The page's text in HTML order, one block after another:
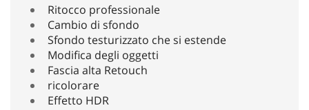
Ritocco professionale
Cambio di sfondo
Sfondo testurizzato che si estende
Modifica degli oggetti
Fascia alta Retouch
ricolorare
Effetto HDR